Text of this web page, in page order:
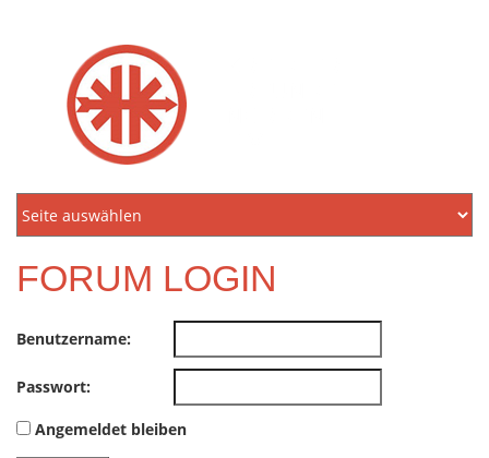
FORUM LOGIN
Benutzername:
Passwort:
Angemeldet bleiben